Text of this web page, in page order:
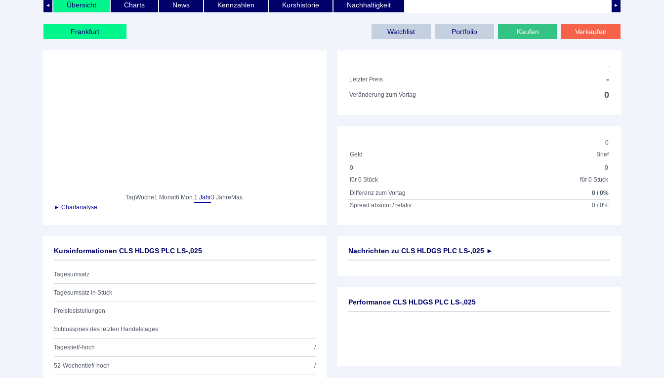
◄ ►
Übersicht Charts News Kennzahlen Kurshistorie Nachhaltigkeit
Frankfurt Watchlist Portfolio Kaufen Verkaufen
TagWoche1 Monat6 Mon.1 Jahr3 Jahre Max.
► Chartanalyse
-
Letzter Preis
-
Veränderung zum Vortag 0
0
Geld
Brief
0
für 0 Stück
0
für 0 Stück
Differenz zum Vortag
0 / 0%
Spread absolut / relativ
0 / 0%
Kursinformationen CLS HLDGS PLC LS-,025
Tagesumsatz
Tagesumsatz in Stück
Preisfeststellungen
Schlusspreis des letzten Handelstages
Tagestief/-hoch /
52-Wochentief/-hoch /
Nachrichten zu CLS HLDGS PLC LS-,025 ►
Performance CLS HLDGS PLC LS-,025